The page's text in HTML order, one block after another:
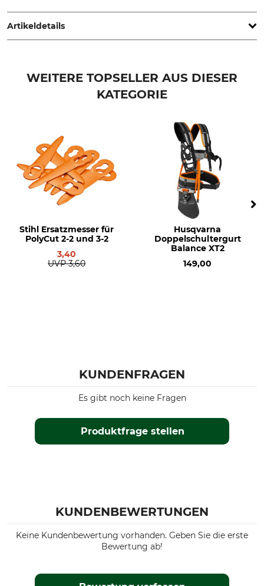
64807 Dieburg, Germany, www.stihl.de
Artikeldetails
Hersteller-Artikel-Nr.
WEITERE TOPSELLER AUS DIESER
KATEGORIE
Stihl Ersatzmesser für
PolyCut 2-2 und 3-2
3,40
UVP 3,60
Husqvarna
Doppelschultergurt
Balance XT2
149,00
KUNDENFRAGEN
Produktfrage stellen
Es gibt noch keine Fragen
KUNDENBEWERTUNGEN
Keine Kundenbewertung vorhanden. Geben Sie die erste
Bewertung ab!